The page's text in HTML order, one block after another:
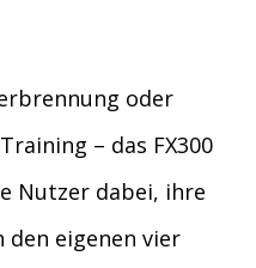
oder
– das FX300
Nutzer dabei, ihre
den eigenen vier